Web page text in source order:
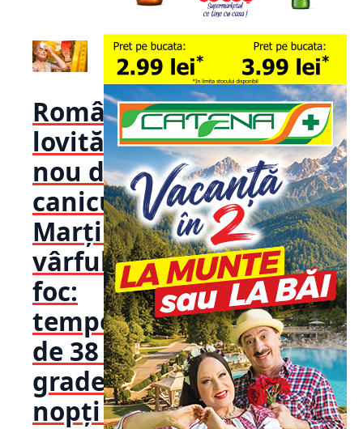
România,
lovită din
nou de
caniculă!
Marți vine
vârful de
foc:
temperaturi
de 38 de
grade și
nopți t...